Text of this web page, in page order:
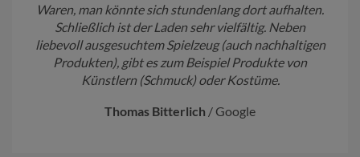
Waren, man könnte sich stundenlang dort aufhalten.
Schließlich ist der Laden sehr vielfältig. Neben
liebevoll ausgesuchtem Spielzeug (auch nachhaltigen
Produkten), gibt es zum Beispiel Produkte von
Künstlern (Schmuck) oder Kostüme.
Thomas Bitterlich / Google